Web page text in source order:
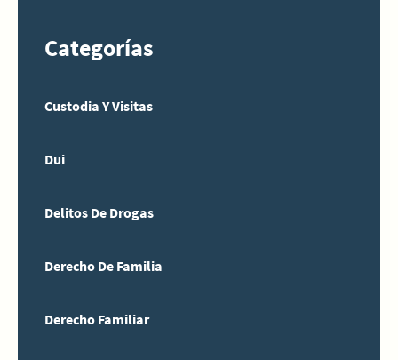
Categorías
Custodia Y Visitas
Dui
Delitos De Drogas
Derecho De Familia
Derecho Familiar